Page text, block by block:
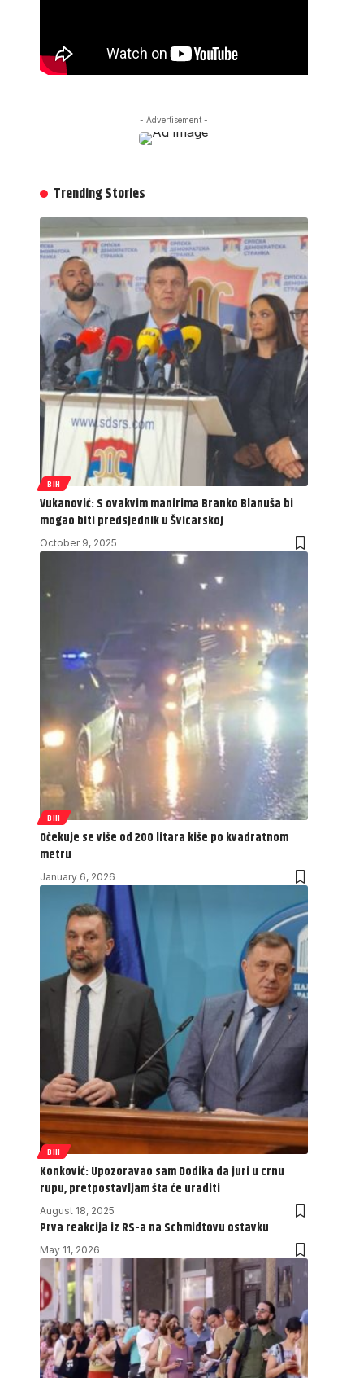
- Advertisement -
Trending Stories
BIH
Vukanović: S ovakvim manirima Branko Blanuša bi
mogao biti predsjednik u Švicarskoj
October 9, 2025
BIH
Očekuje se više od 200 litara kiše po kvadratnom
metru
January 6, 2026
BIH
Konković: Upozoravao sam Dodika da juri u crnu
rupu, pretpostavljam šta će uraditi
August 18, 2025
Prva reakcija iz RS-a na Schmidtovu ostavku
May 11, 2026